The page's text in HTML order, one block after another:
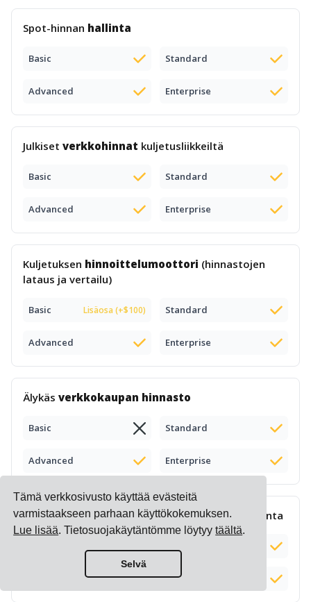
Tämä verkkosivusto käyttää evästeitä
varmistaakseen parhaan käyttökokemuksen.
Lue lisää. Tietosuojakäytäntömme löytyytäältä.
Selvä
Spot-hinnan hallinta
Basic Standard
Advanced Enterprise
Julkiset verkkohinnat kuljetusliikkeiltä
Basic Standard
Advanced Enterprise
Kuljetuksen hinnoittelumoottori (hinnastojen
lataus ja vertailu)
Basic Lisäosa (+$100) Standard
Advanced Enterprise
Älykäs verkkokaupan hinnasto
Basic Standard
Advanced Enterprise
Monimutkainenlisämaksujen laskentaja hallinta
Enterprise